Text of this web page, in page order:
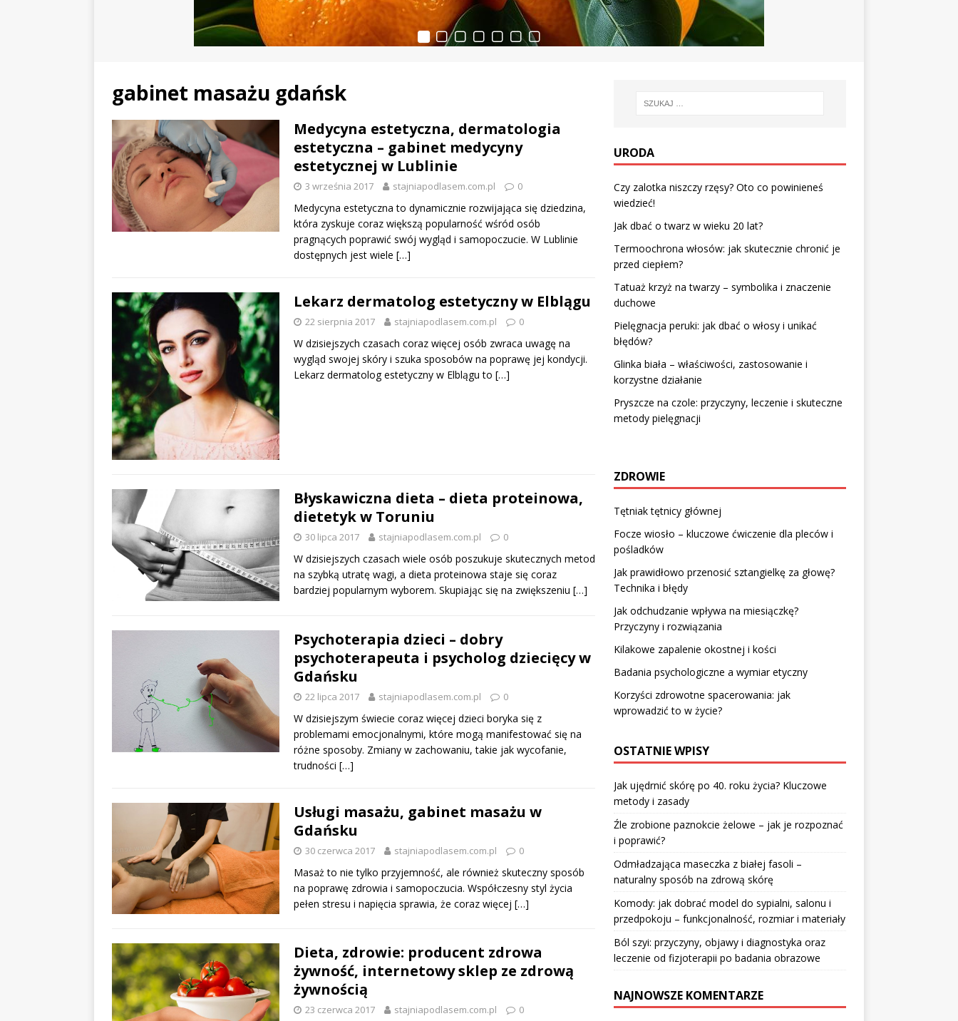
gabinet masażu gdańsk
Medycyna estetyczna, dermatologia
estetyczna – gabinet medycyny
estetycznej w Lublinie
3 września 2017 stajniapodlasem.com.pl 0
Medycyna estetyczna to dynamicznie rozwijająca się dziedzina,
która zyskuje coraz większą popularność wśród osób
pragnących poprawić swój wygląd i samopoczucie. W Lublinie
dostępnych jest wiele […]
Lekarz dermatolog estetyczny w Elblągu
22 sierpnia 2017 stajniapodlasem.com.pl 0
W dzisiejszych czasach coraz więcej osób zwraca uwagę na
wygląd swojej skóry i szuka sposobów na poprawę jej kondycji.
Lekarz dermatolog estetyczny w Elblągu to […]
Błyskawiczna dieta – dieta proteinowa,
dietetyk w Toruniu
30 lipca 2017 stajniapodlasem.com.pl 0
W dzisiejszych czasach wiele osób poszukuje skutecznych metod
na szybką utratę wagi, a dieta proteinowa staje się coraz
bardziej popularnym wyborem. Skupiając się na zwiększeniu […]
Psychoterapia dzieci – dobry
psychoterapeuta i psycholog dziecięcy w
Gdańsku
22 lipca 2017 stajniapodlasem.com.pl 0
W dzisiejszym świecie coraz więcej dzieci boryka się z
problemami emocjonalnymi, które mogą manifestować się na
różne sposoby. Zmiany w zachowaniu, takie jak wycofanie,
trudności […]
Usługi masażu, gabinet masażu w
Gdańsku
30 czerwca 2017 stajniapodlasem.com.pl 0
Masaż to nie tylko przyjemność, ale również skuteczny sposób
na poprawę zdrowia i samopoczucia. Współczesny styl życia
pełen stresu i napięcia sprawia, że coraz więcej […]
Dieta, zdrowie: producent zdrowa
żywność, internetowy sklep ze zdrową
żywnością
23 czerwca 2017 stajniapodlasem.com.pl 0
URODA
Czy zalotka niszczy rzęsy? Oto co powinieneś
wiedzieć!
Jak dbać o twarz w wieku 20 lat?
Termoochrona włosów: jak skutecznie chronić je
przed ciepłem?
Tatuaż krzyż na twarzy – symbolika i znaczenie
duchowe
Pielęgnacja peruki: jak dbać o włosy i unikać
błędów?
Glinka biała – właściwości, zastosowanie i
korzystne działanie
Pryszcze na czole: przyczyny, leczenie i skuteczne
metody pielęgnacji
ZDROWIE
Tętniak tętnicy głównej
Focze wiosło – kluczowe ćwiczenie dla pleców i
pośladków
Jak prawidłowo przenosić sztangielkę za głowę?
Technika i błędy
Jak odchudzanie wpływa na miesiączkę?
Przyczyny i rozwiązania
Kilakowe zapalenie okostnej i kości
Badania psychologiczne a wymiar etyczny
Korzyści zdrowotne spacerowania: jak
wprowadzić to w życie?
OSTATNIE WPISY
Jak ujędrnić skórę po 40. roku życia? Kluczowe
metody i zasady
Źle zrobione paznokcie żelowe – jak je rozpoznać
i poprawić?
Odmładzająca maseczka z białej fasoli –
naturalny sposób na zdrową skórę
Komody: jak dobrać model do sypialni, salonu i
przedpokoju – funkcjonalność, rozmiar i materiały
Ból szyi: przyczyny, objawy i diagnostyka oraz
leczenie od fizjoterapii po badania obrazowe
NAJNOWSZE KOMENTARZE